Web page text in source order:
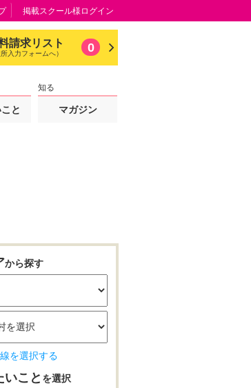
請求リスト
所入力フォームへ） 0
と
知る
マガジン
掲載スクール様ログイン
から探す
を選択する
いこと を選択